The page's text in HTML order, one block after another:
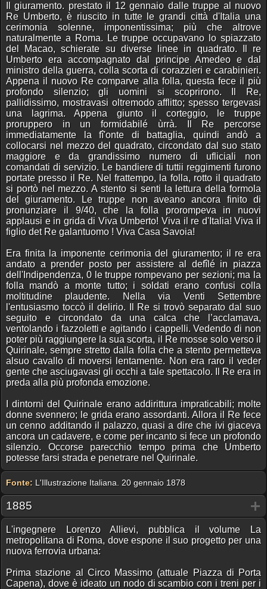
Il giuramento. prestato il 12 gennaio dalle truppe al nuovo
Re Umberto, è riuscito in tutte le grandi città d'Italia una
cerimonia solenne, imponentissima; più che altrove
naturalmente a Roma. Le truppe occupavano lo spiazzato
del Macao, schierate su diverse linee in quadrato. Il re
Umberto era accompagnato dal principe Amedeo e dal
ministro della guerra, colla scorta di corazzieri e carabinieri.
Appena il nuovo Re comparve alla folla, questa fece il più
profondo silenzio; gli uomini si scoprirono. Il Re,
pallidissimo, mostravasi oltremodo afflitto; spesso tergevasi
una lagrima. Appena giunto il corteggio, le truppe
proruppero in un formidabilé ùrrà. Il Re percorse
immediatamente la fî'onte di battaglia, quindi andò a
collocarsi nel mezzo del quadrato, circondato dal suo stato
maggiore e da grandissimo numero di ufliciali non
comandati di servizio. Le bandiere di tuttii reggimenti furono
portate presso il Re. Nel frattempo, la folla, rotto il quadrato
si portò nel mezzo. A stento si senti la lettura della formola
del giuramento. Le truppe non aveano ancora finito di
pronunziare il 9/40, che la folla prorompeva in nuovi
applausi e in grida di Viva Umberto! Viva il re d'Italia! Viva il
figlio det Re galantuomo ! Viva Casa Savoia!
Era finita la imponente cerimonia del giuramento; il re era
andato a prender posto per assistere al defîlé in piazza
dell'Indipendenza, 0 le truppe rompevano per sezioni; ma la
folla mandò a monte tutto; i soldati erano confusi colla
moltitudine plaudente. Nella via Venti Settembre
l'entusiasmo toccò il delirio. Il Re si trovò separato dal suo
seguito e circondato da una calca che l’acclamava,
ventolando i fazzoletti e agitando i cappelli. Vedendo di non
poter più raggiungere la sua scorta, il Re mosse solo verso il
Quirinale, sempre stretto dalla folla che a stento permetteva
alsuo cavallo di moversi lentamente. Non era raro il veder
gente che asciugavasi gli occhi a tale spettacolo. Il Re era in
preda alla più profonda emozione.
I dintorni del Quirinale erano addirittura impraticabili; molte
donne svennero; le grida erano assordanti. Allora il Re fece
un cenno additando il palazzo, quasi a dire che ivi giaceva
ancora un cadavere, e come per incanto si fece un profondo
silenzio. Occorse parecchio tempo prima che Umberto
potesse farsi strada e penetrare nel Quirinale.
Fonte: L'Illustrazione Italiana. 20 gennaio 1878
1885
L'ingegnere Lorenzo Allievi, pubblica il volume La
metropolitana di Roma, dove espone il suo progetto per una
nuova ferrovia urbana:
Prima stazione al Circo Massimo (attuale Piazza di Porta
Capena), dove è ideato un nodo di scambio con i treni per i